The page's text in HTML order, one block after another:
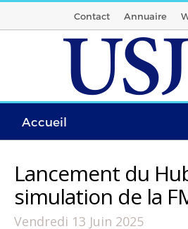
Contact Annuaire
Accueil
Lancement du
simulation de la
Vendredi 13 Juin 2025